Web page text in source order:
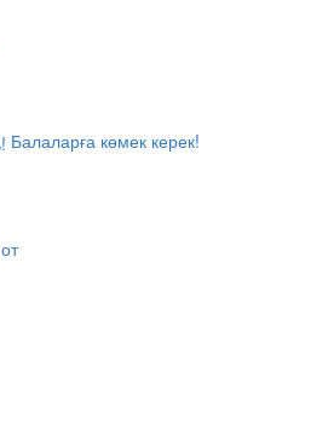
Балаларға көмек керек!